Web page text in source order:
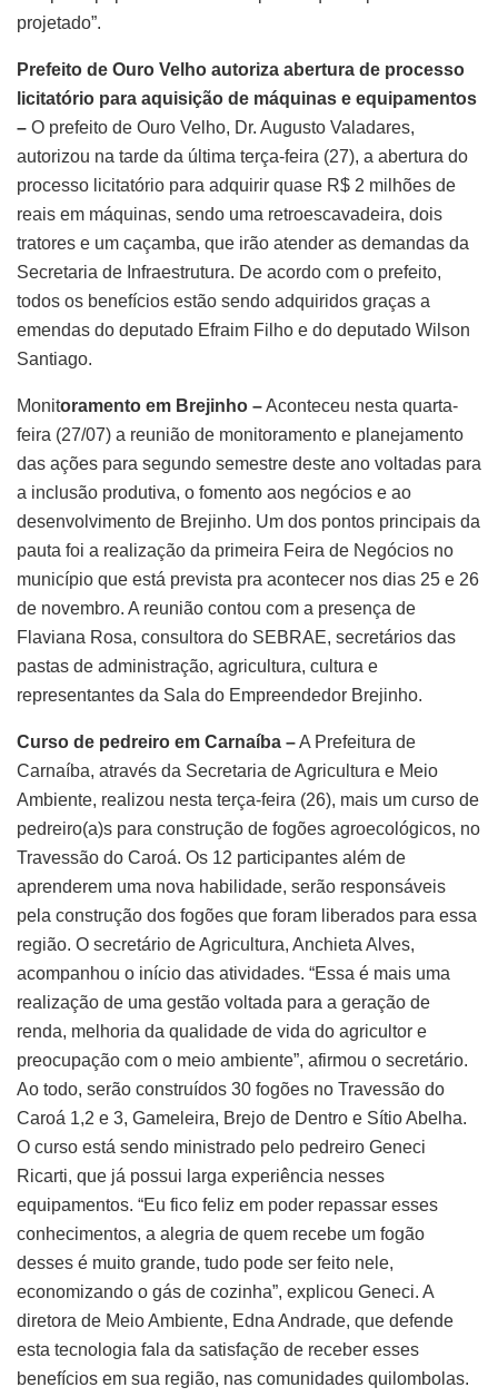
projetado”.
Prefeito de Ouro Velho autoriza abertura de processo
licitatório para aquisição de máquinas e equipamentos
– O prefeito de Ouro Velho, Dr. Augusto Valadares,
autorizou na tarde da última terça-feira (27), a abertura do
processo licitatório para adquirir quase R$ 2 milhões de
reais em máquinas, sendo uma retroescavadeira, dois
tratores e um caçamba, que irão atender as demandas da
Secretaria de Infraestrutura. De acordo com o prefeito,
todos os benefícios estão sendo adquiridos graças a
emendas do deputado Efraim Filho e do deputado Wilson
Santiago.
Monitoramento em Brejinho –Aconteceu nesta quarta-
feira (27/07) a reunião de monitoramento e planejamento
das ações para segundo semestre deste ano voltadas para
a inclusão produtiva, o fomento aos negócios e ao
desenvolvimento de Brejinho. Um dos pontos principais da
pauta foi a realização da primeira Feira de Negócios no
município que está prevista pra acontecer nos dias 25 e 26
de novembro. A reunião contou com a presença de
Flaviana Rosa, consultora do SEBRAE, secretários das
pastas de administração, agricultura, cultura e
representantes da Sala do Empreendedor Brejinho.
Curso de pedreiro em Carnaíba –A Prefeitura de
Carnaíba, através da Secretaria de Agricultura e Meio
Ambiente, realizou nesta terça-feira (26), mais um curso de
pedreiro(a)s para construção de fogões agroecológicos, no
Travessão do Caroá. Os 12 participantes além de
aprenderem uma nova habilidade, serão responsáveis
pela construção dos fogões que foram liberados para essa
região. O secretário de Agricultura, Anchieta Alves,
acompanhou o início das atividades. “Essa é mais uma
realização de uma gestão voltada para a geração de
renda, melhoria da qualidade de vida do agricultor e
preocupação com o meio ambiente”, afirmou o secretário.
Ao todo, serão construídos 30 fogões no Travessão do
Caroá 1,2 e 3, Gameleira, Brejo de Dentro e Sítio Abelha.
O curso está sendo ministrado pelo pedreiro Geneci
Ricarti, que já possui larga experiência nesses
equipamentos. “Eu fico feliz em poder repassar esses
conhecimentos, a alegria de quem recebe um fogão
desses é muito grande, tudo pode ser feito nele,
economizando o gás de cozinha”, explicou Geneci. A
diretora de Meio Ambiente, Edna Andrade, que defende
esta tecnologia fala da satisfação de receber esses
benefícios em sua região, nas comunidades quilombolas.